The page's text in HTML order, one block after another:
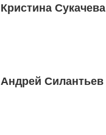
Кристина Сукачева
Андрей Силантьев